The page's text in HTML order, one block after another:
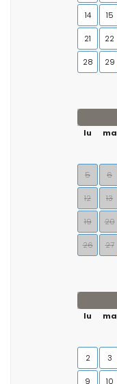
14 15
21 22
28 29
lu
ma
5 6
12 13
19 20
26 27
lu
ma
2 3
9 10